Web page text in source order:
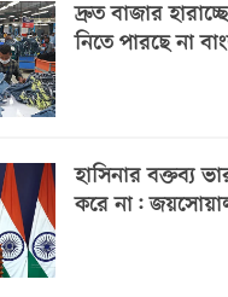
দ্রুত বাজার
নিতে পারছে না
হাসিনার বক্তব্য
করে না: